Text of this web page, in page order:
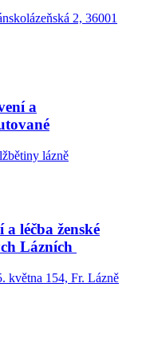
2, 36001
a
lázně
léčba ženské
Lázních
května 154, Fr. Lázně